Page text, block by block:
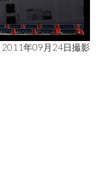
2011年09月24日撮影